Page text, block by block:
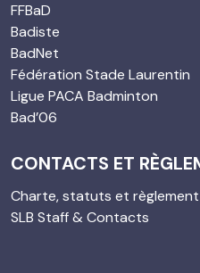
FFBaD
Badiste
BadNet
Fédération Stade Laurentin
Ligue PACA Badminton
Bad’06
CONTACTS ET
Charte, statuts et règlement
SLB Staff & Contacts